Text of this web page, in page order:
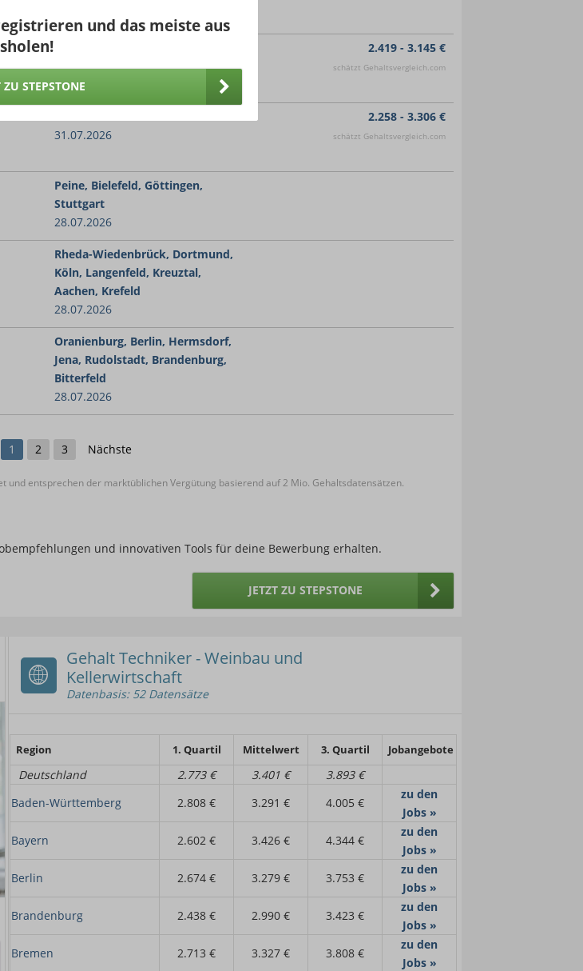
31.07.2026
2.419 - 3.145 €
schätzt Gehaltsvergleich.com
31.07.2026
2.258 - 3.306 €
schätzt Gehaltsvergleich.com
Peine, Bielefeld, Göttingen,
Stuttgart
28.07.2026
Rheda-Wiedenbrück, Dortmund,
Köln, Langenfeld, Kreuztal,
Aachen, Krefeld
28.07.2026
Oranienburg, Berlin, Hermsdorf,
Jena, Rudolstadt, Brandenburg,
Bitterfeld
28.07.2026
1 2 3 Nächste
entsprechen der marktüblichen Vergütung basierend auf 2 Mio. Gehaltsdatensätzen.
und innovativen Tools für deine Bewerbung erhalten.
JETZT ZU STEPSTONE
und das meiste aus
ZU STEPSTONE
Gehalt Techniker - Weinbau und
Kellerwirtschaft
Datenbasis: 52 Datensätze
Region 1. Quartil Mittelwert 3. Quartil Jobangebote
Deutschland 2.773 € 3.401 €
3.893 €
Baden-Württemberg
2.808 € 3.291 € 4.005 €
zu den
Jobs »
Bayern
2.602 € 3.426 € 4.344 €
zu den
Jobs »
Berlin
2.674 € 3.279 € 3.753 €
zu den
Jobs »
Brandenburg
2.438 € 2.990 € 3.423 €
zu den
Jobs »
Bremen
2.713 € 3.327 € 3.808 €
zu den
Jobs »